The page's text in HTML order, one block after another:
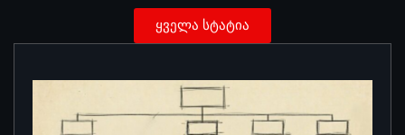
ყველა სტატია